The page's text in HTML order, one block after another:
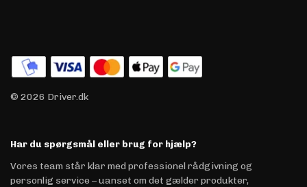
© 2026 Driver.dk
Har du spørgsmål eller brug for hjælp?
Vores team står klar med professionel rådgivning og
personlig service – uanset om det gælder produkter,